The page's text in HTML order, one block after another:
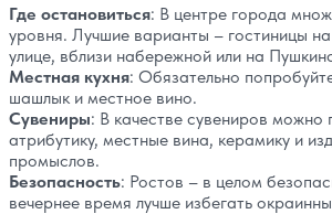
Где остановиться: В центре города
уровня. Лучшие варианты – гостиницы
улице, вблизи набережной или на
Местная кухня: Обязательно
шашлык и местное вино.
Сувениры: В качестве сувениров можно
атрибутику, местные вина, керамику и
промыслов.
Безопасность: Ростов – в целом
вечернее время лучше избегать